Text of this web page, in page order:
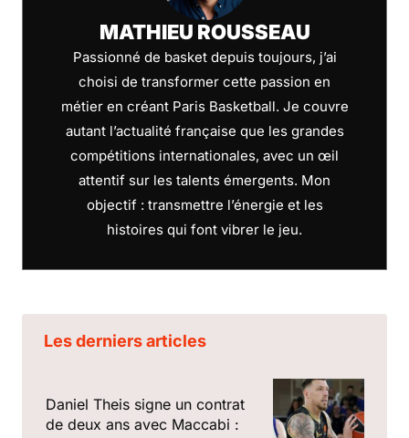
MATHIEU ROUSSEAU
Passionné de basket depuis toujours, j’ai
choisi de transformer cette passion en
métier en créant Paris Basketball. Je couvre
autant l’actualité française que les grandes
compétitions internationales, avec un œil
attentif sur les talents émergents. Mon
objectif : transmettre l’énergie et les
histoires qui font vibrer le jeu.
Les derniers articles
Daniel Theis signe un contrat
de deux ans avec Maccabi :